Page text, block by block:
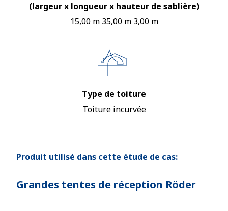
(largeur x longueur x hauteur de sablière)
15,00 m 35,00 m 3,00 m
Type de toiture
Toiture incurvée
Produit utilisé dans cette étude de cas:
Grandes tentes de réception Röder